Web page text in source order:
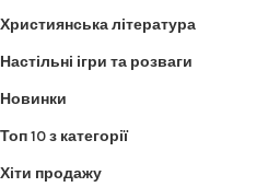
Християнська література
Настільні ігри та розваги
Новинки
Топ 10 з категорії
Хіти продажу